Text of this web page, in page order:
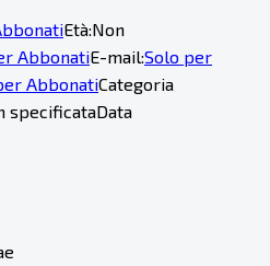
Età:Non
AbbonatiE-mail:Solo per
AbbonatiCategoria
specificataData